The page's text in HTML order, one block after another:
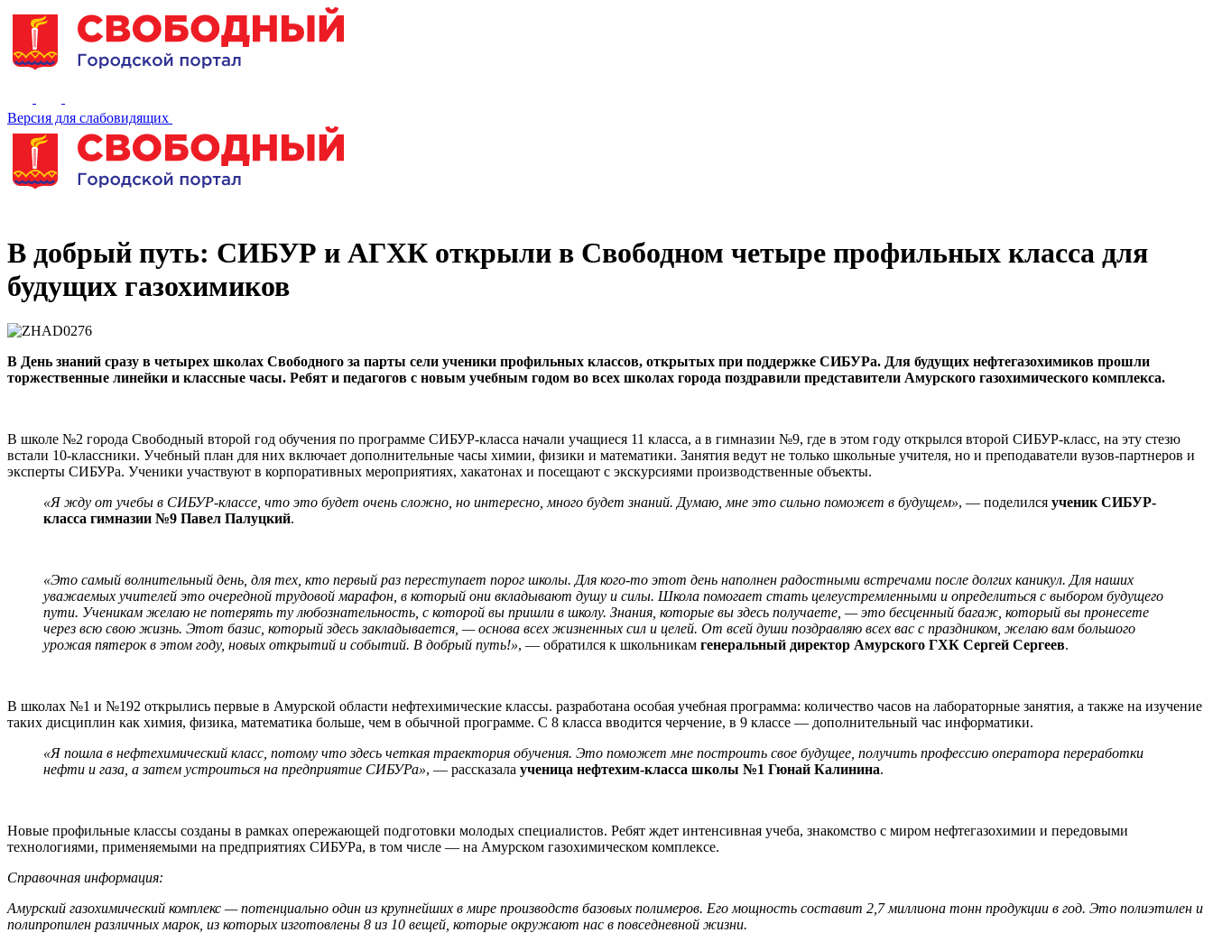
Версия для слабовидящих
В добрый путь: СИБУР и АГХК открыли в Свободном четыре профильных класса для
будущих газохимиков
В День знаний сразу в четырех школах Свободного за парты сели ученики профильных классов, открытых при поддержке СИБУРа. Для будущих нефтегазохимиков прошли
торжественные линейки и классные часы. Ребят и педагогов с новым учебным годом во всех школах города поздравили представители Амурского газохимического комплекса.
В школе №2 города Свободный второй год обучения по программе СИБУР-класса начали учащиеся 11 класса, а в гимназии №9, где в этом году открылся второй СИБУР-класс, на эту стезю
встали 10-классники. Учебный план для них включает дополнительные часы химии, физики и математики. Занятия ведут не только школьные учителя, но и преподаватели вузов-партнеров и
эксперты СИБУРа. Ученики участвуют в корпоративных мероприятиях, хакатонах и посещают с экскурсиями производственные объекты.
«Я жду от учебы в СИБУР-классе, что это будет очень сложно, но интересно, много будет знаний. Думаю, мне это сильно поможет в будущем», — поделился ученик СИБУР-
класса гимназии №9 Павел Палуцкий.
«Это самый волнительный день, для тех, кто первый раз переступает порог школы. Для кого-то этот день наполнен радостными встречами после долгих каникул. Для наших
уважаемых учителей это очередной трудовой марафон, в который они вкладывают душу и силы. Школа помогает стать целеустремленными и определиться с выбором будущего
пути. Ученикам желаю не потерять ту любознательность, с которой вы пришли в школу. Знания, которые вы здесь получаете, — это бесценный багаж, который вы пронесете
через всю свою жизнь. Этот базис, который здесь закладывается, — основа всех жизненных сил и целей. От всей души поздравляю всех вас с праздником, желаю вам большого
урожая пятерок в этом году, новых открытий и событий. В добрый путь!», — обратился к школьникам генеральный директор Амурского ГХК Сергей Сергеев.
В школах №1 и №192 открылись первые в Амурской области нефтехимические классы. разработана особая учебная программа: количество часов на лабораторные занятия, а также на изучение
таких дисциплин как химия, физика, математика больше, чем в обычной программе. С 8 класса вводится черчение, в 9 классе — дополнительный час информатики.
«Я пошла в нефтехимический класс, потому что здесь четкая траектория обучения. Это поможет мне построить свое будущее, получить профессию оператора переработки
нефти и газа, а затем устроиться на предприятие СИБУРа», — рассказала ученица нефтехим-класса школы №1 Гюнай Калинина.
Новые профильные классы созданы в рамках опережающей подготовки молодых специалистов. Ребят ждет интенсивная учеба, знакомство с миром нефтегазохимии и передовыми
технологиями, применяемыми на предприятиях СИБУРа, в том числе — на Амурском газохимическом комплексе.
Справочная информация:
Амурский газохимический комплекс — потенциально один из крупнейших в мире производств базовых полимеров. Его мощность составит 2,7 миллиона тонн продукции в год. Это полиэтилен и
полипропилен различных марок, из которых изготовлены 8 из 10 вещей, которые окружают нас в повседневной жизни.